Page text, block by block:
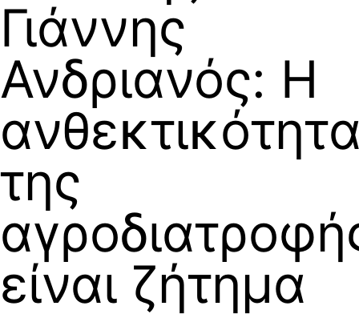
Γιάννης
Ανδριανός: Η
της
είναι ζήτημα